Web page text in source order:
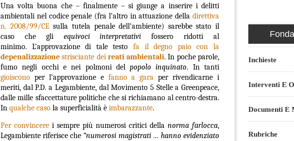
Una volta buona che – finalmente – si giunge a inserire i delitti
ambientali nel codice penale (fra l’altro in attuazione della direttiva
n. 2008/99/CEsulla tutela penale dell’ambiente) sarebbe stato il
caso che gli equivoci interpretativi fossero ridotti al
minimo. L’approvazione di tale testofa il degno paio con la
depenalizzazione strisciante dei reati ambientali.In poche parole,
fumo negli occhi e nei polmoni delpopolo inquinato. In tanti
gioiscono per l’approvazione e fanno a gara
per rivendicarne i
meriti, dal P.D.a Legambiente, dal Movimento 5 Stellea Greenpeace,
dalle mille sfaccettature politiche che si richiamano al centro-destra.
In qualche caso la superficialità è imbarazzante.
Per convincere i sempre più numerosi critici della norma farlocca,
Legambiente riferisce che “numerosi magistrati … hanno evidenziato
Inchieste
Interventi E
Documenti E
Rubriche